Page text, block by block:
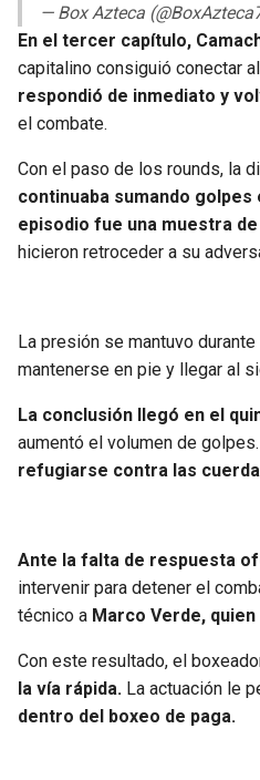
— Box Azteca
En el tercer capítulo,
capitalino consiguió conectar
respondió de inmediato y
el combate.
Con el paso de los rounds, la
continuaba sumando
episodio fue una muestra
hicieron retroceder a su
La presión se mantuvo durante
mantenerse en pie y llegar al
La conclusión llegó en el
aumentó el volumen de
refugiarse contra las
Ante la falta de respuesta
intervenir para detener el
técnico a Marco Verde,
Con este resultado, el
la vía rápida. La actuación le
dentro del boxeo de paga.